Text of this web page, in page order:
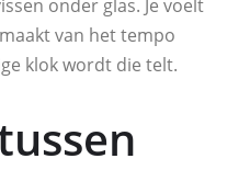
onder glas. Je voelt
van het tempo
klok wordt die telt.